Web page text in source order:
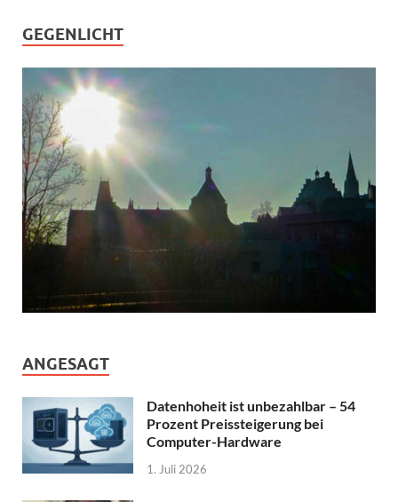
GEGENLICHT
ANGESAGT
Datenhoheit ist unbezahlbar – 54
Prozent Preissteigerung bei
Computer-Hardware
1. Juli 2026